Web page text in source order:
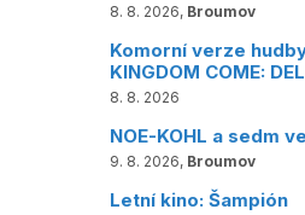
8. 8. 2026, Broumov
Komorní verze
KINGDOM COME:
8. 8. 2026
NOE-KOHL a sedm
9. 8. 2026, Broumov
Letní kino: Šampión